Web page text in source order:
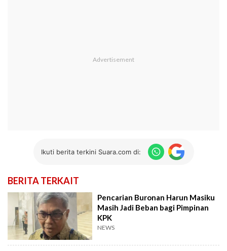
Ikuti berita terkini Suara.com di:
BERITA TERKAIT
Pencarian Buronan Harun Masiku
Masih Jadi Beban bagi Pimpinan
KPK
NEWS